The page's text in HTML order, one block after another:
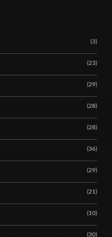
(3)
(23)
(29)
(28)
(28)
(36)
(29)
(21)
(10)
(30)